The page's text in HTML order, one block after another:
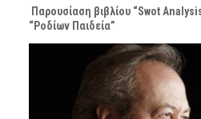
Παρουσίαση βιβλίου “Swot
“Ροδίων Παιδεία”